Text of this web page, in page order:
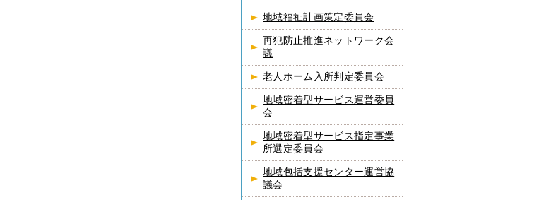
地域福祉計画策定委員会
再犯防止推進ネットワーク会
議
老人ホーム入所判定委員会
地域密着型サービス運営委員
会
地域密着型サービス指定事業
所選定委員会
地域包括支援センター運営協
議会